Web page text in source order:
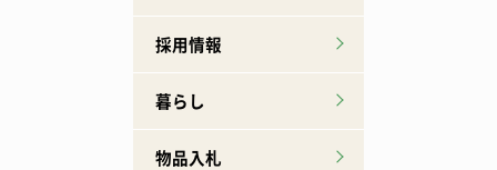
採用情報
暮らし
物品入札